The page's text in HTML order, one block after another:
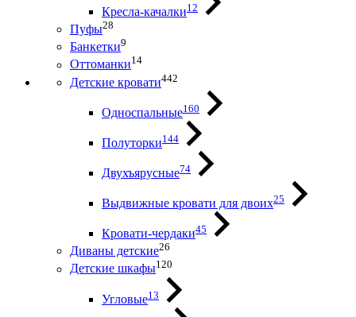
Кресла-качалки12
Пуфы28
Банкетки9
Оттоманки14
Детские кровати442
Односпальные160
Полуторки144
Двухъярусные74
Выдвижные кровати для двоих25
Кровати-чердаки45
Диваны детские26
Детские шкафы120
Угловые13